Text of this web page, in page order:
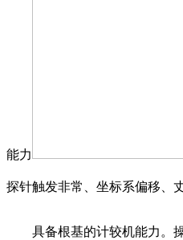
能力
探针触发非常、坐标系偏移、
具备根基的计较机能力。操